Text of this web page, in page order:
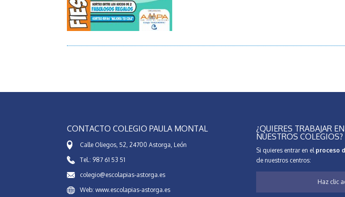
CONTACTO COLEGIO PAULA MONTAL
Calle Oliegos, 52, 24700 Astorga, León
Tel.: 987 61 53 51
colegio@escolapias-astorga.es
Web: www.escolapias-astorga.es
¿QUIERES TRABAJAR
NUESTROS COLEGIOS?
Si quieres entrar en el proceso
de nuestros centros:
Haz clic